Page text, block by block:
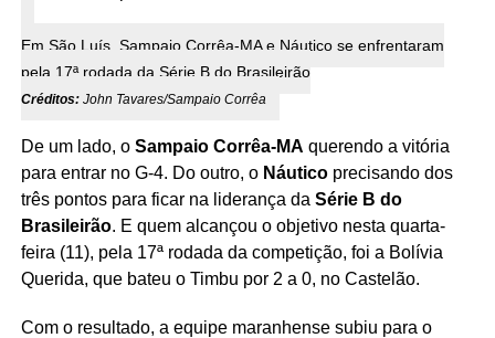
Em São Luís, Sampaio Corrêa-MA e Náutico se enfrentaram
pela 17ª rodada da Série B do Brasileirão
Créditos:John Tavares/Sampaio Corrêa
De um lado, o Sampaio Corrêa-MA querendo a vitória
para entrar no G-4. Do outro, o Náuticoprecisando dos
três pontos para ficar na liderança da Série B do
Brasileirão. E quem alcançou o objetivo nesta quarta-
feira (11), pela 17ª rodada da competição, foi a Bolívia
Querida, que bateu o Timbu por 2 a 0, no Castelão.
Com o resultado, a equipe maranhense subiu para o